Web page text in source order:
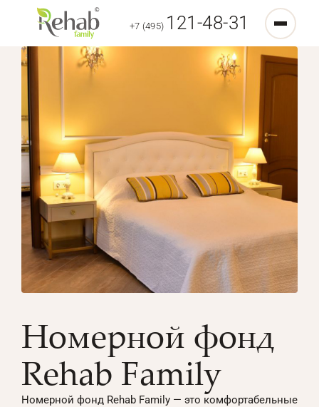
+7 (495) 121-48-31
Номерной фонд
Rehab Family
Номерной фонд Rehab Family — это комфортабельные